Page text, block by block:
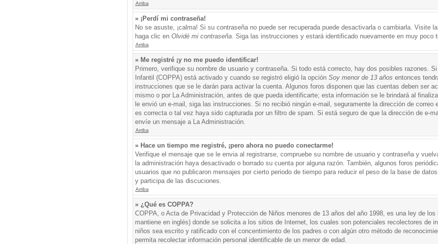
Arriba
» ¡Perdí mi contraseña!
No se asuste, ¡calma! Si su contraseña no puede ser recuperada puede desactivarla o cambiarla. Visite
haga clic en Olvidé mi contraseña. Siga las instrucciones y estará identificado nuevamente en muy poco
Arriba
» Me registré ¡y no me puedo identificar!
Primero, verifique su nombre de usuario y contraseña. Si todo está correcto, hay dos posibles razones.
Infantil (COPPA) está activado y cuando se registró eligió la opción Soy menor de 13 años entonces
instrucciones que se le darán para activar la cuenta. Algunos foros disponen que las cuentas deben ser
mismo o por La Administración, antes de que pueda identificarte; esta información se le brindará al
le envió un e-mail, siga las instrucciones. Si no recibió ningún e-mail, seguramente la dirección de correo
es correcta o tal vez haya sido capturada por un filtro de spam. Si está seguro de que la dirección de e-
envíe un mensaje a La Administración.
Arriba
» Hace un tiempo me registré, ¡pero ahora no puedo conectarme!
Verifique el mensaje que se le envia al registrarse, compruebe su nombre de usuario y contraseña y
la administración haya desactivado o borrado su cuenta por alguna razón. También, algunos foros
usuarios que no publicaron mensajes por cierto periodo de tiempo para reducir el peso de la base de
y participa de las discuciones.
Arriba
» ¿Qué es COPPA?
COPPA, o Acta de Privacidad y Protección de Niños menores de 13 años del año 1998, es una ley de
mantiene en inglés) donde se solicita a los sitios de Internet, los cuales son potenciales recolectores de
niños sea escrito y ratificado con el concentimiento de los padres o con algún otro método de
permita recolectar información personal identificable de un menor de edad.